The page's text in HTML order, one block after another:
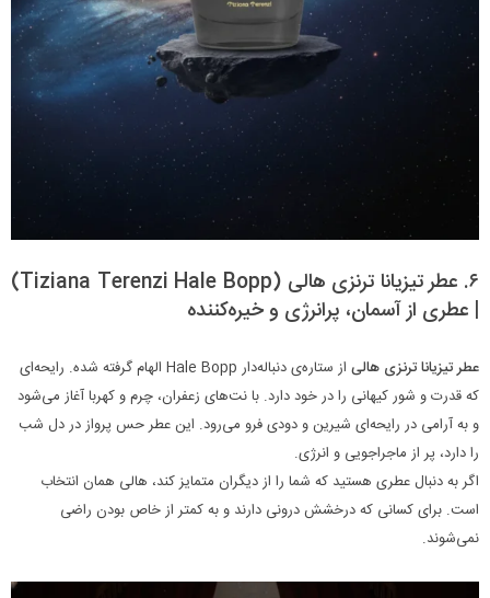
۶. عطر تیزیانا ترنزی هالی (Tiziana Terenzi Hale Bopp)
| عطری از آسمان، پرانرژی و خیره‌کننده
عطر تیزیانا ترنزی هالی
از ستاره‌ی دنباله‌دار Hale Bopp الهام گرفته شده. رایحه‌ای
که قدرت و شور کیهانی را در خود دارد. با نت‌های زعفران، چرم و کهربا آغاز می‌شود
و به آرامی در رایحه‌ای شیرین و دودی فرو می‌رود. این عطر حس پرواز در دل شب
را دارد، پر از ماجراجویی و انرژی.
اگر به دنبال عطری هستید که شما را از دیگران متمایز کند، هالی همان انتخاب
است. برای کسانی که درخشش درونی دارند و به کمتر از خاص بودن راضی
نمی‌شوند.